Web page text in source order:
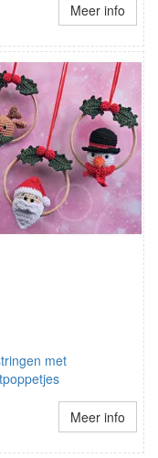
Meer info
met
Meer info